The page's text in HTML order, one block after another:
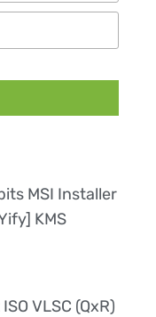
MSI Installer
KMS
VLSC (QxR)